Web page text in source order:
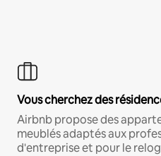
Vous cherchez des
Airbnb propose des
meublés adaptés aux
d'entreprise et pour le